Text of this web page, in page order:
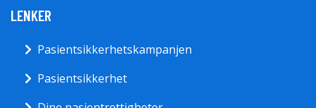
LENKER
Pasientsikkerhetskampanjen
Pasientsikkerhet